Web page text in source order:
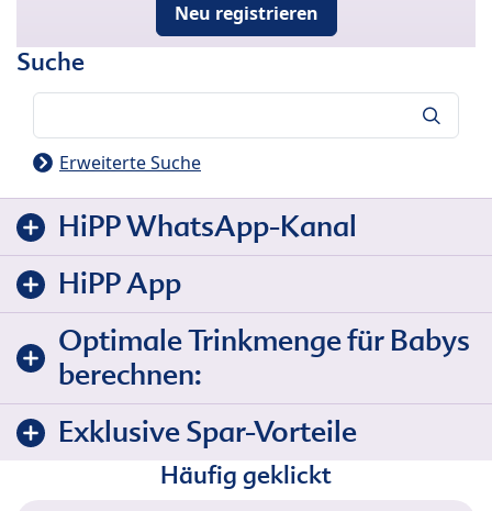
Neu registrieren
Suche
Erweiterte Suche
HiPP WhatsApp-Kanal
HiPP App
Optimale Trinkmenge für Babys
berechnen:
Exklusive Spar-Vorteile
Häufig geklickt